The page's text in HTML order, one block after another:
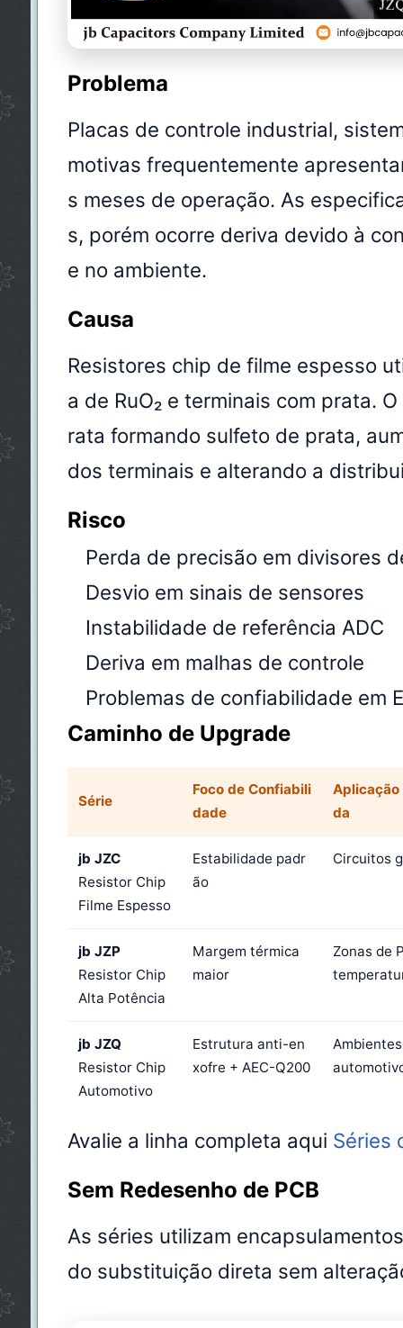
Problema
Placas de controle industrial,
motivas frequentemente
s meses de operação. As
s, porém ocorre deriva devido à
e no ambiente.
Causa
Resistores chip de filme espesso
a de RuO₂ e terminais com prata.
rata formando sulfeto de prata,
dos terminais e alterando a
Risco
Perda de precisão em divisores
Desvio em sinais de sensores
Instabilidade de referência ADC
Deriva em malhas de controle
Problemas de confiabilidade em
Caminho de Upgrade
Série
Foco de Confiabili
dade
Aplicação
da
jb JZC
Resistor Chip
Filme Espesso
Estabilidade padr
ão
Circuitos
jb JZP
Resistor Chip
Alta Potência
Margem térmica
maior
Zonas de
jb JZQ
Resistor Chip
Automotivo
Estrutura anti-en
xofre + AEC-Q200
Avalie a linha completa aqui Séries
Sem Redesenho de PCB
As séries utilizam
do substituição direta sem